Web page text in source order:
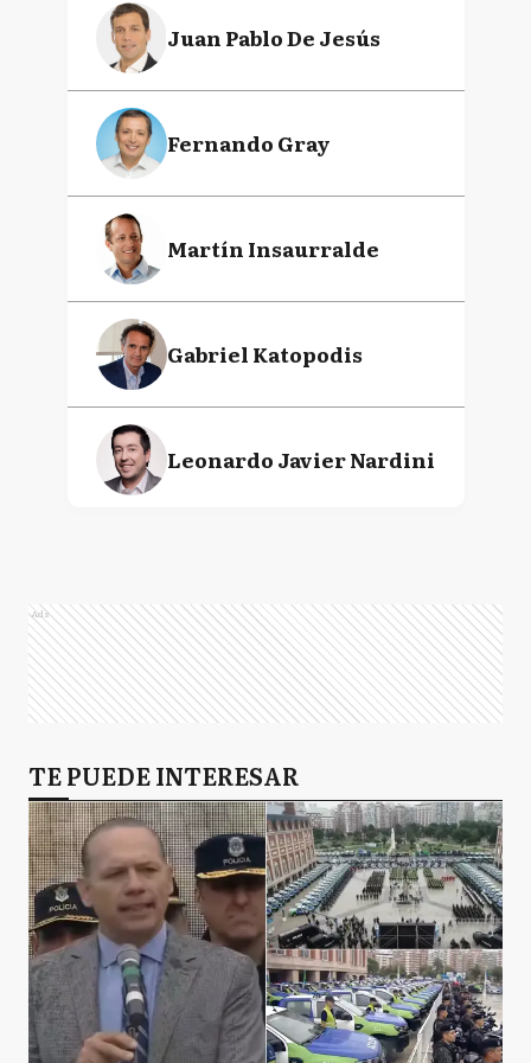
Juan Pablo De Jesús
Fernando Gray
Martín Insaurralde
Gabriel Katopodis
Leonardo Javier Nardini
Ariel Sujarchuk
Ads
TE PUEDE INTERESAR